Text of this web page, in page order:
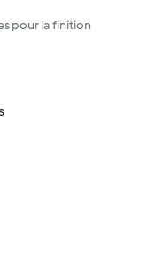
pour la finition